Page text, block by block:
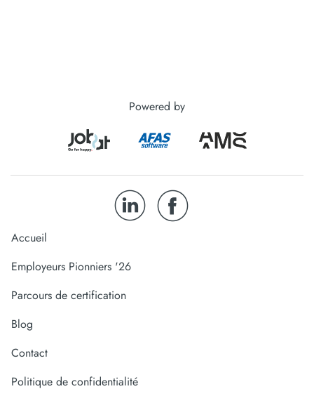
Powered by
Accueil
Employeurs Pionniers '26
Parcours de certification
Blog
Contact
Politique de confidentialité